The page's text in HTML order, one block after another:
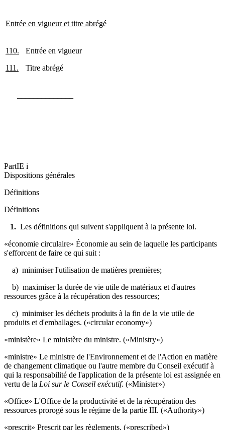
Entrée en vigueur et titre abrégé
110.
111.
Entrée en vigueur
Titre abrégé
PartIE i
Dispositions générales
Définitions
Définitions
1. Les définitions qui suivent s'appliquent à la présente loi.
«économie circulaire» Économie au sein de laquelle les participants
s'efforcent de faire ce qui suit :
a) minimiser l'utilisation de matières premières;
b) maximiser la durée de vie utile de matériaux et d'autres
ressources grâce à la récupération des ressources;
c) minimiser les déchets produits à la fin de la vie utile de
produits et d'emballages. («circular economy»)
«ministère» Le ministère du ministre. («Ministry»)
«ministre» Le ministre de l'Environnement et de l'Action en matière
de changement climatique ou l'autre membre du Conseil exécutif à
qui la responsabilité de l'application de la présente loi est assignée en
vertu de la Loi sur le Conseil exécutif. («Minister»)
«Office» L'Office de la productivité et de la récupération des
ressources prorogé sous le régime de la partie III. («Authority»)
«prescrit» Prescrit par les règlements. («prescribed»)